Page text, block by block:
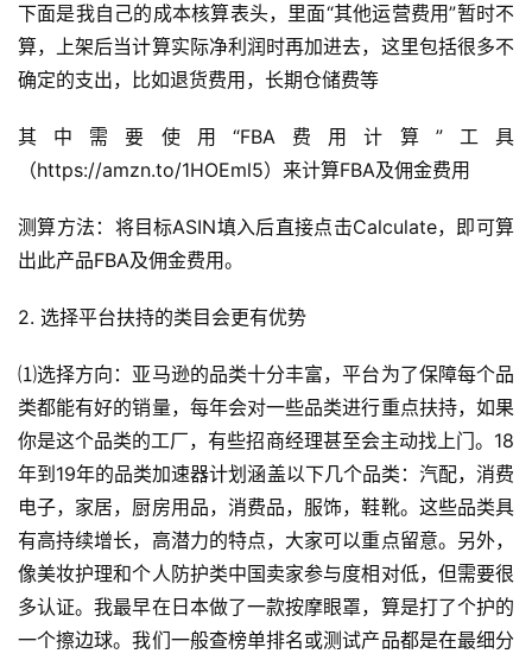
下面是我自己的成本核算表头，里面“其他运营费用”暂时不
算，上架后当计算实际净利润时再加进去，这里包括很多不
确定的支出，比如退货费用，长期仓储费等
其中需要使用“FBA费用计算”工具
（https://amzn.to/1HOEml5）来计算FBA及佣金费用
测算方法：将目标ASIN填入后直接点击Calculate，即可算
出此产品FBA及佣金费用。
2. 选择平台扶持的类目会更有优势
⑴选择方向：亚马逊的品类十分丰富，平台为了保障每个品
类都能有好的销量，每年会对一些品类进行重点扶持，如果
你是这个品类的工厂，有些招商经理甚至会主动找上门。18
年到19年的品类加速器计划涵盖以下几个品类：汽配，消费
电子，家居，厨房用品，消费品，服饰，鞋靴。这些品类具
有高持续增长，高潜力的特点，大家可以重点留意。另外，
像美妆护理和个人防护类中国卖家参与度相对低，但需要很
多认证。我最早在日本做了一款按摩眼罩，算是打了个护的
一个擦边球。我们一般查榜单排名或测试产品都是在最细分